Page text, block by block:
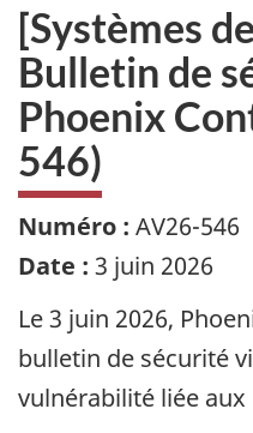
[Systèmes
Bulletin de
Phoenix
546)
Numéro : AV26-546
Date : 3 juin 2026
Le 3 juin 2026,
bulletin de sécurité
vulnérabilité liée